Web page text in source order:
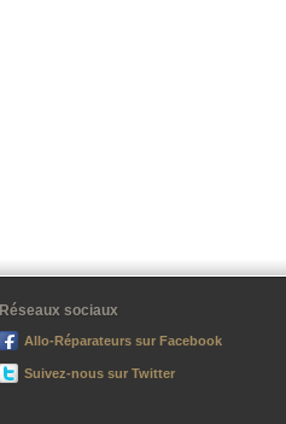
Réseaux sociaux
Allo-Réparateurs sur Facebook
Suivez-nous sur Twitter